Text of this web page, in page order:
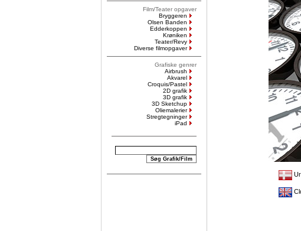
Film/Teater opgaver
Bryggeren
Olsen Banden
Edderkoppen
Krøniken
Teater/Revy
Diverse filmopgaver
Grafiske genrer
Airbrush
Akvarel
Croquis/Pastel
2D grafik
3D grafik
3D Sketchup
Oliemalerier
Stregtegninger
iPad